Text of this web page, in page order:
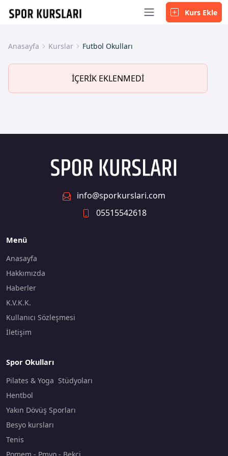
Kurs Ekle
Anasayfa Kurslar Futbol Okulları
İÇERİK EKLENMEDİ
info@sporkurslari.com
05515542618
Menü
Anasayfa
Hakkımızda
Haberler
K.V.K.K.
Kullanıcı Sözleşmesi
İletişim
Spor Okulları
Pilates & Yoga Stüdyoları
Hentbol
Yakın Dövüş Sporları
Besyo kursları
Tenis